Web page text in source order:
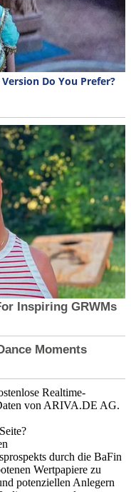
Realtime-
von ARIVA.DE AG.
durch die BaFin
Wertpapiere zu
potenziellen Anlegern